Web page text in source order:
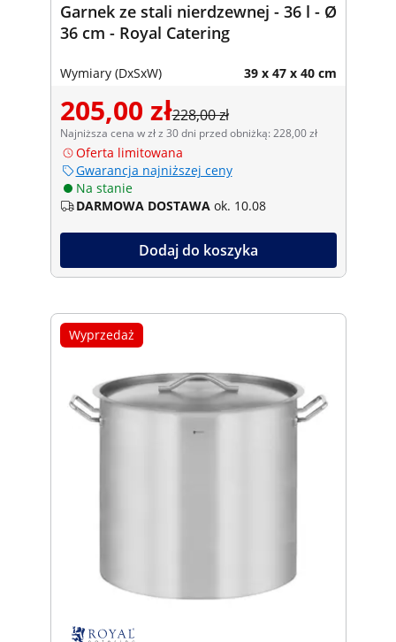
Garnek ze stali nierdzewnej - 36 l - Ø
36 cm - Royal Catering
Wymiary (DxSxW) 39 x 47 x 40 cm
205,00 zł228,00 zł
Najniższa cena w zł z 30 dni przed obniżką: 228,00 zł
Oferta limitowana
Gwarancja najniższej ceny
Na stanie
DARMOWA DOSTAWA ok. 10.08
Dodaj do koszyka
Wyprzedaż